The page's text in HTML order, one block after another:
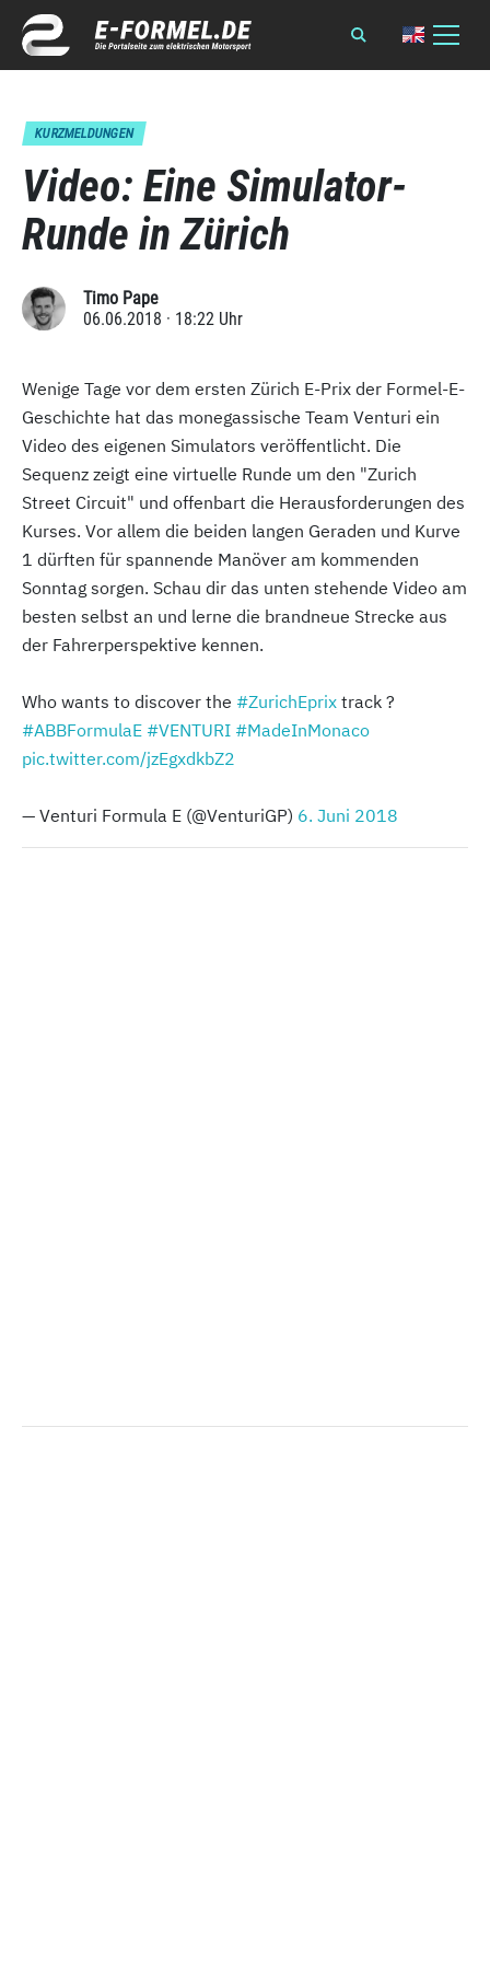
KURZMELDUNGEN
Video: Eine Simulator-
Runde in Zürich
Timo Pape
06.06.2018 · 18:22 Uhr
Wenige Tage vor dem ersten Zürich E-Prix der Formel-E-
Geschichte hat das monegassische Team Venturi ein
Video des eigenen Simulators veröffentlicht. Die
Sequenz zeigt eine virtuelle Runde um den "Zurich
Street Circuit" und offenbart die Herausforderungen des
Kurses. Vor allem die beiden langen Geraden und Kurve
1 dürften für spannende Manöver am kommenden
Sonntag sorgen. Schau dir das unten stehende Video am
besten selbst an und lerne die brandneue Strecke aus
der Fahrerperspektive kennen.
Who wants to discover the #ZurichEprix track ?
#ABBFormulaE #VENTURI #MadeInMonaco
pic.twitter.com/jzEgxdkbZ2
— Venturi Formula E (@VenturiGP) 6. Juni 2018